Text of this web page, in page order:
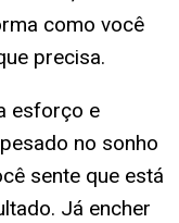
como você
precisa.
esforço e
no sonho
sente que está
Já encher